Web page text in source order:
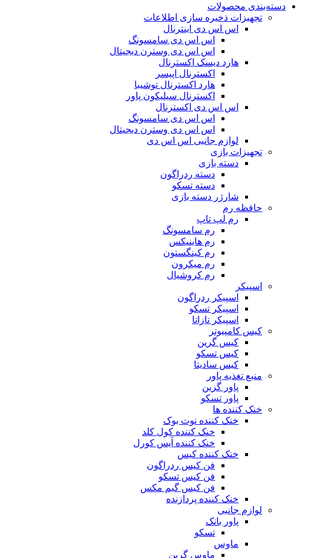
دسته‌بندی محصولات
تجهیزات ذخیره سازی اطلاعات
اس اس دی اینترنال
اس اس دی سامسونگ
اس اس دی وسترن دیجیتال
هارد دیسک اکسترنال
اکسترنال اپیسر
هارد اکسترنال توشیبا
اکسترنال سیلیکون پاور
اس اس دی اکسترنال
اس اس دی سامسونگ
اس اس دی وسترن دیجیتال
لوازم جانبی اس اس دی
تجهیزات بازی
دسته بازی
دسته ردراگون
دسته تسکو
شارژر دسته بازی
حافظه رم
رم لپ تاپ
رم سامسونگ
رم هاینیکس
رم کینگستون
رم میکرون
رم کروشیال
اسپیکر
اسپیکر ردراگون
اسپیکر تسکو
اسپیکر تازاتا
کیس کامپیوتر
کیس گرین
کیس تسکو
کیس سادیتا
منبع تغذیه‌ پاور
پاور گرین
پاور تسکو
خنک کننده ها
خنک کننده نوت بوک
خنک کننده کول کلد
خنک کننده آیس کورل
خنک کننده کیس
فن کیس ردراگون
فن کیس تسکو
فن کیس گیم مکس
خنک کننده پردازنده
لوازم جانبی
پاور بانک
تسکو
ماوس
ماوس گرین